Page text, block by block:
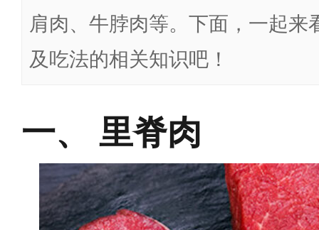
肩肉、牛脖肉等。下面，一起来
及吃法的相关知识吧！
里脊肉